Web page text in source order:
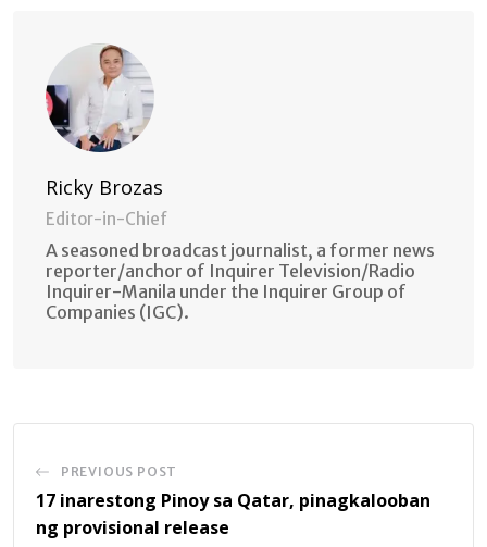
Ricky Brozas
Editor-in-Chief
A seasoned broadcast journalist, a former news
reporter/anchor of Inquirer Television/Radio
Inquirer-Manila under the Inquirer Group of
Companies (IGC).
PREVIOUS POST
17 inarestong Pinoy sa Qatar, pinagkalooban
ng provisional release